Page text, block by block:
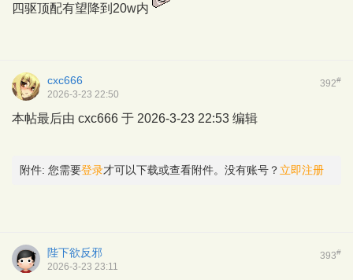
四驱顶配有望降到20w内
392#
cxc666
2026-3-23 22:50
本帖最后由 cxc666 于 2026-3-23 22:53 编辑
附件: 您需要登录才可以下载或查看附件。没有账号？ 立即注册
393#
陛下欲反邪
2026-3-23 23:11